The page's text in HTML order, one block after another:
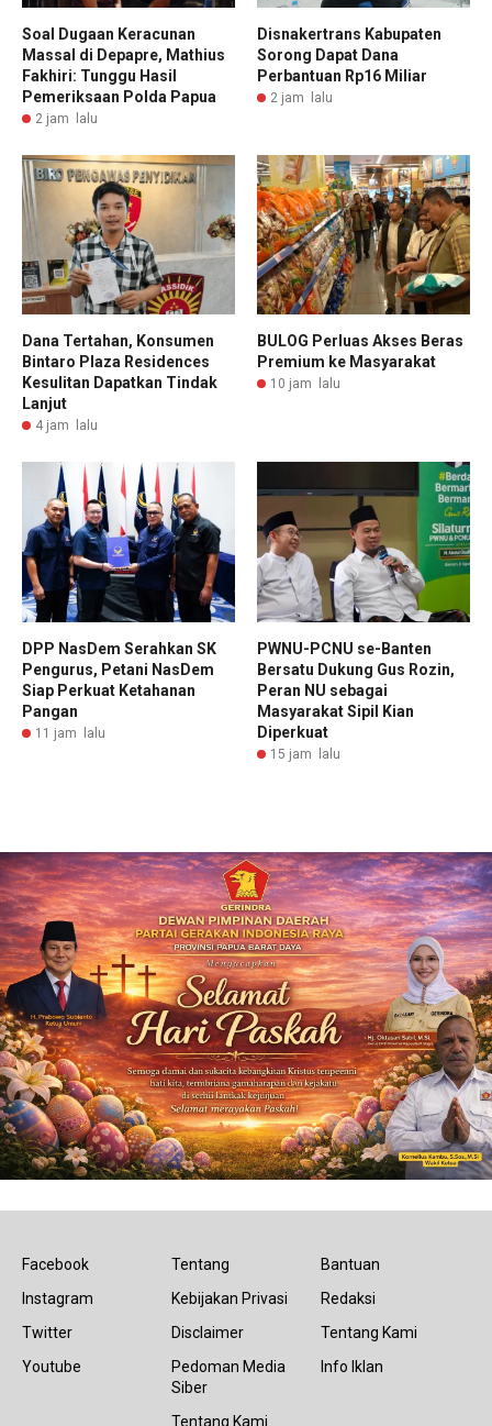
Soal Dugaan Keracunan
Massal di Depapre, Mathius
Fakhiri: Tunggu Hasil
Pemeriksaan Polda Papua
2 jam lalu
Disnakertrans Kabupaten
Sorong Dapat Dana
Perbantuan Rp16 Miliar
2 jam lalu
Dana Tertahan, Konsumen
Bintaro Plaza Residences
Kesulitan Dapatkan Tindak
Lanjut
4 jam lalu
BULOG Perluas Akses Beras
Premium ke Masyarakat
10 jam lalu
DPP NasDem Serahkan SK
Pengurus, Petani NasDem
Siap Perkuat Ketahanan
Pangan
11 jam lalu
PWNU-PCNU se-Banten
Bersatu Dukung Gus Rozin,
Peran NU sebagai
Masyarakat Sipil Kian
Diperkuat
15 jam lalu
Facebook
Instagram
Twitter
Youtube
Tentang
Kebijakan Privasi
Disclaimer
Pedoman Media
Siber
Tentang Kami
Bantuan
Redaksi
Tentang Kami
Info Iklan